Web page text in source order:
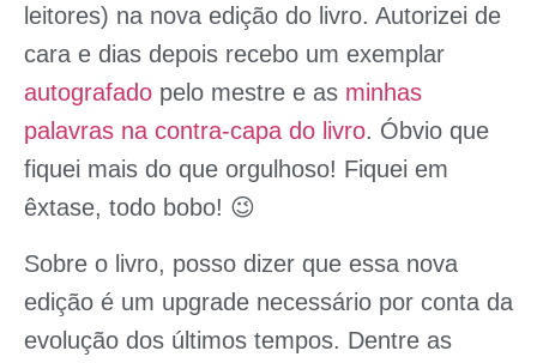
leitores) na nova edição do livro. Autorizei de
cara e dias depois recebo um exemplar
autografado pelo mestre e as minhas
palavras na contra-capa do livro. Óbvio que
fiquei mais do que orgulhoso! Fiquei em
êxtase, todo bobo! 😉
Sobre o livro, posso dizer que essa nova
edição é um upgrade necessário por conta da
evolução dos últimos tempos. Dentre as